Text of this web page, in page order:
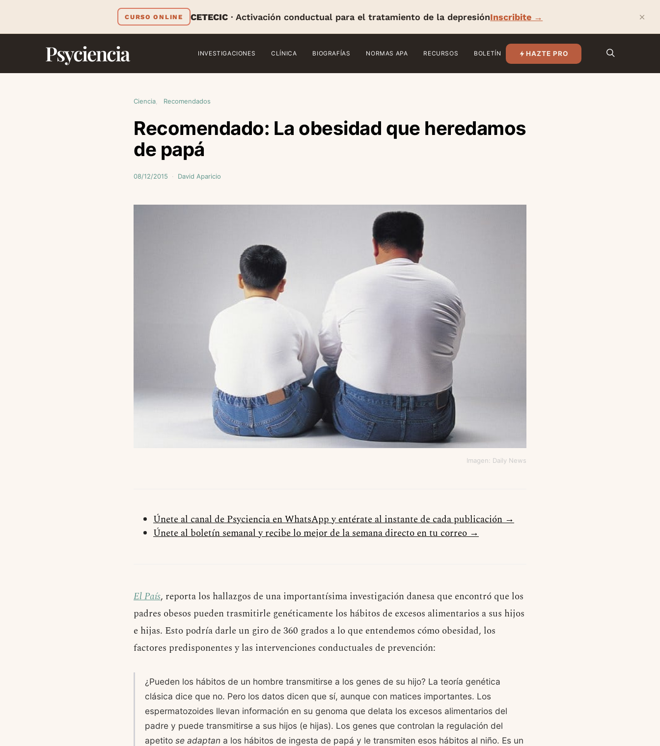
CURSO ONLINE CETECIC · Activación conductual para el tratamiento de la depresiónInscribite → ×
Psyciencia INVESTIGACIONES CLÍNICA BIOGRAFÍAS NORMAS APA RECURSOS BOLETÍN HAZTE PRO
Ciencia Recomendados
Recomendado: La obesidad que heredamos
de papá
08/12/2015 David Aparicio
Imagen: Daily News
Únete al canal de Psyciencia en WhatsApp y entérate al instante de cada publicación →
Únete al boletín semanal y recibe lo mejor de la semana directo en tu correo →
El País, reporta los hallazgos de una importantísima investigación danesa que encontró que los
padres obesos pueden trasmitirle genéticamente los hábitos de excesos alimentarios a sus hijos
e hijas. Esto podría darle un giro de 360 grados a lo que entendemos cómo obesidad, los
factores predisponentes y las intervenciones conductuales de prevención:
¿Pueden los hábitos de un hombre transmitirse a los genes de su hijo? La teoría genética
clásica dice que no. Pero los datos dicen que sí, aunque con matices importantes. Los
espermatozoides llevan información en su genoma que delata los excesos alimentarios del
padre y puede transmitirse a sus hijos (e hijas). Los genes que controlan la regulación del
apetito se adaptan a los hábitos de ingesta de papá y le transmiten esos hábitos al niño. Es un